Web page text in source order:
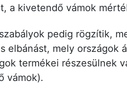
a kivetendő vámok
pedig rögzítik,
elbánást, mely országok
termékei részesülnek
vámok).